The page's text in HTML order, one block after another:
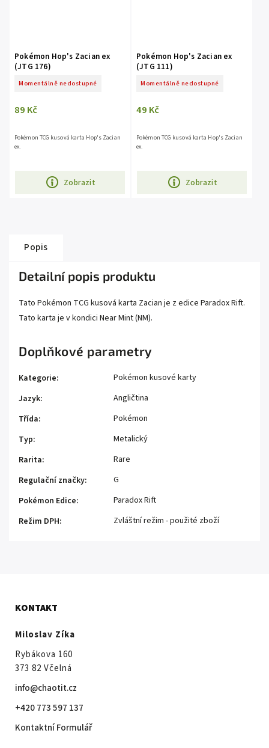
Pokémon Hop's Zacian ex
(JTG 176)
Momentálně nedostupné
89 Kč
Zobrazit
Pokémon TCG kusová karta Hop's Zacian
ex.
Pokémon Hop's Zacian ex
(JTG 111)
Momentálně nedostupné
49 Kč
Zobrazit
Pokémon TCG kusová karta Hop's Zacian
ex.
Popis
Detailní popis produktu
Tato Pokémon TCG kusová karta Zacian je z edice Paradox Rift.
Tato karta je v kondici Near Mint (NM).
Doplňkové parametry
Kategorie:
Pokémon kusové karty
Jazyk:
Angličtina
Třída:
Pokémon
Typ:
Metalický
Rarita:
Rare
Regulační značky:
G
Pokémon Edice:
Paradox Rift
Režim DPH: Zvláštní režim - použité zboží
KONTAKT
Miloslav Zíka
Rybákova 160
373 82 Včelná
info@chaotit.cz
+420 773 597 137
Kontaktní Formulář